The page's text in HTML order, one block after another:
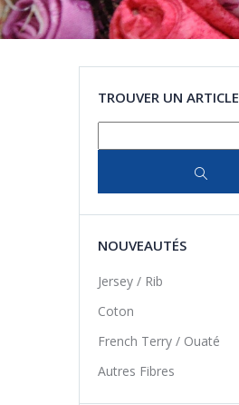
TROUVER UN ARTICLE
NOUVEAUTÉS
Jersey / Rib
Coton
French Terry / Ouaté
Autres Fibres